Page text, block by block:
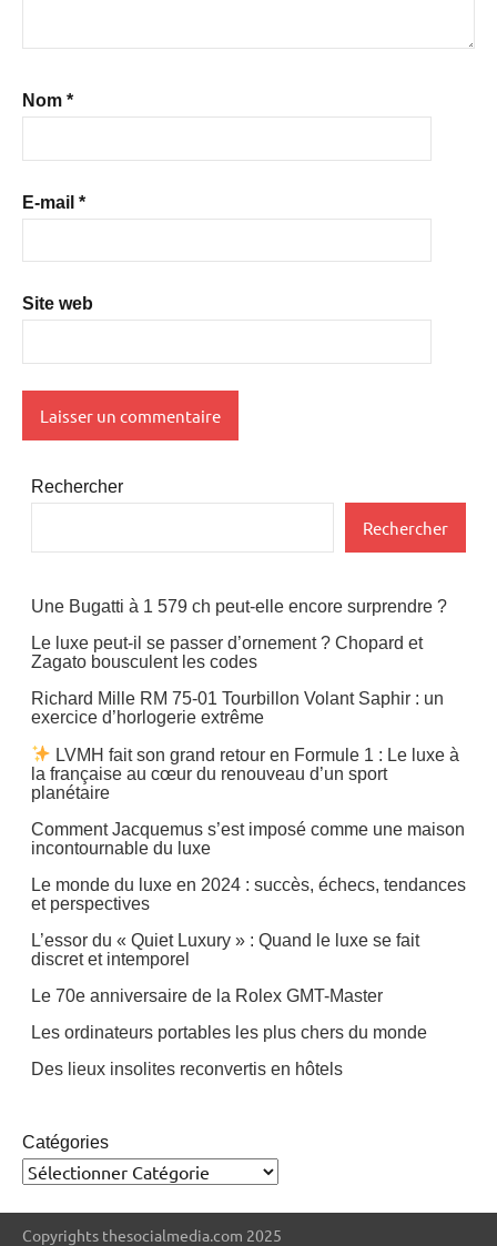
Nom *
E-mail *
Site web
Rechercher
Rechercher
Une Bugatti à 1 579 ch peut-elle encore surprendre ?
Le luxe peut-il se passer d’ornement ? Chopard et
Zagato bousculent les codes
Richard Mille RM 75-01 Tourbillon Volant Saphir : un
exercice d’horlogerie extrême
LVMH fait son grand retour en Formule 1 : Le luxe à
la française au cœur du renouveau d’un sport
planétaire
Comment Jacquemus s’est imposé comme une maison
incontournable du luxe
Le monde du luxe en 2024 : succès, échecs, tendances
et perspectives
L’essor du « Quiet Luxury » : Quand le luxe se fait
discret et intemporel
Le 70e anniversaire de la Rolex GMT-Master
Les ordinateurs portables les plus chers du monde
Des lieux insolites reconvertis en hôtels
Catégories
Copyrights thesocialmedia.com 2025